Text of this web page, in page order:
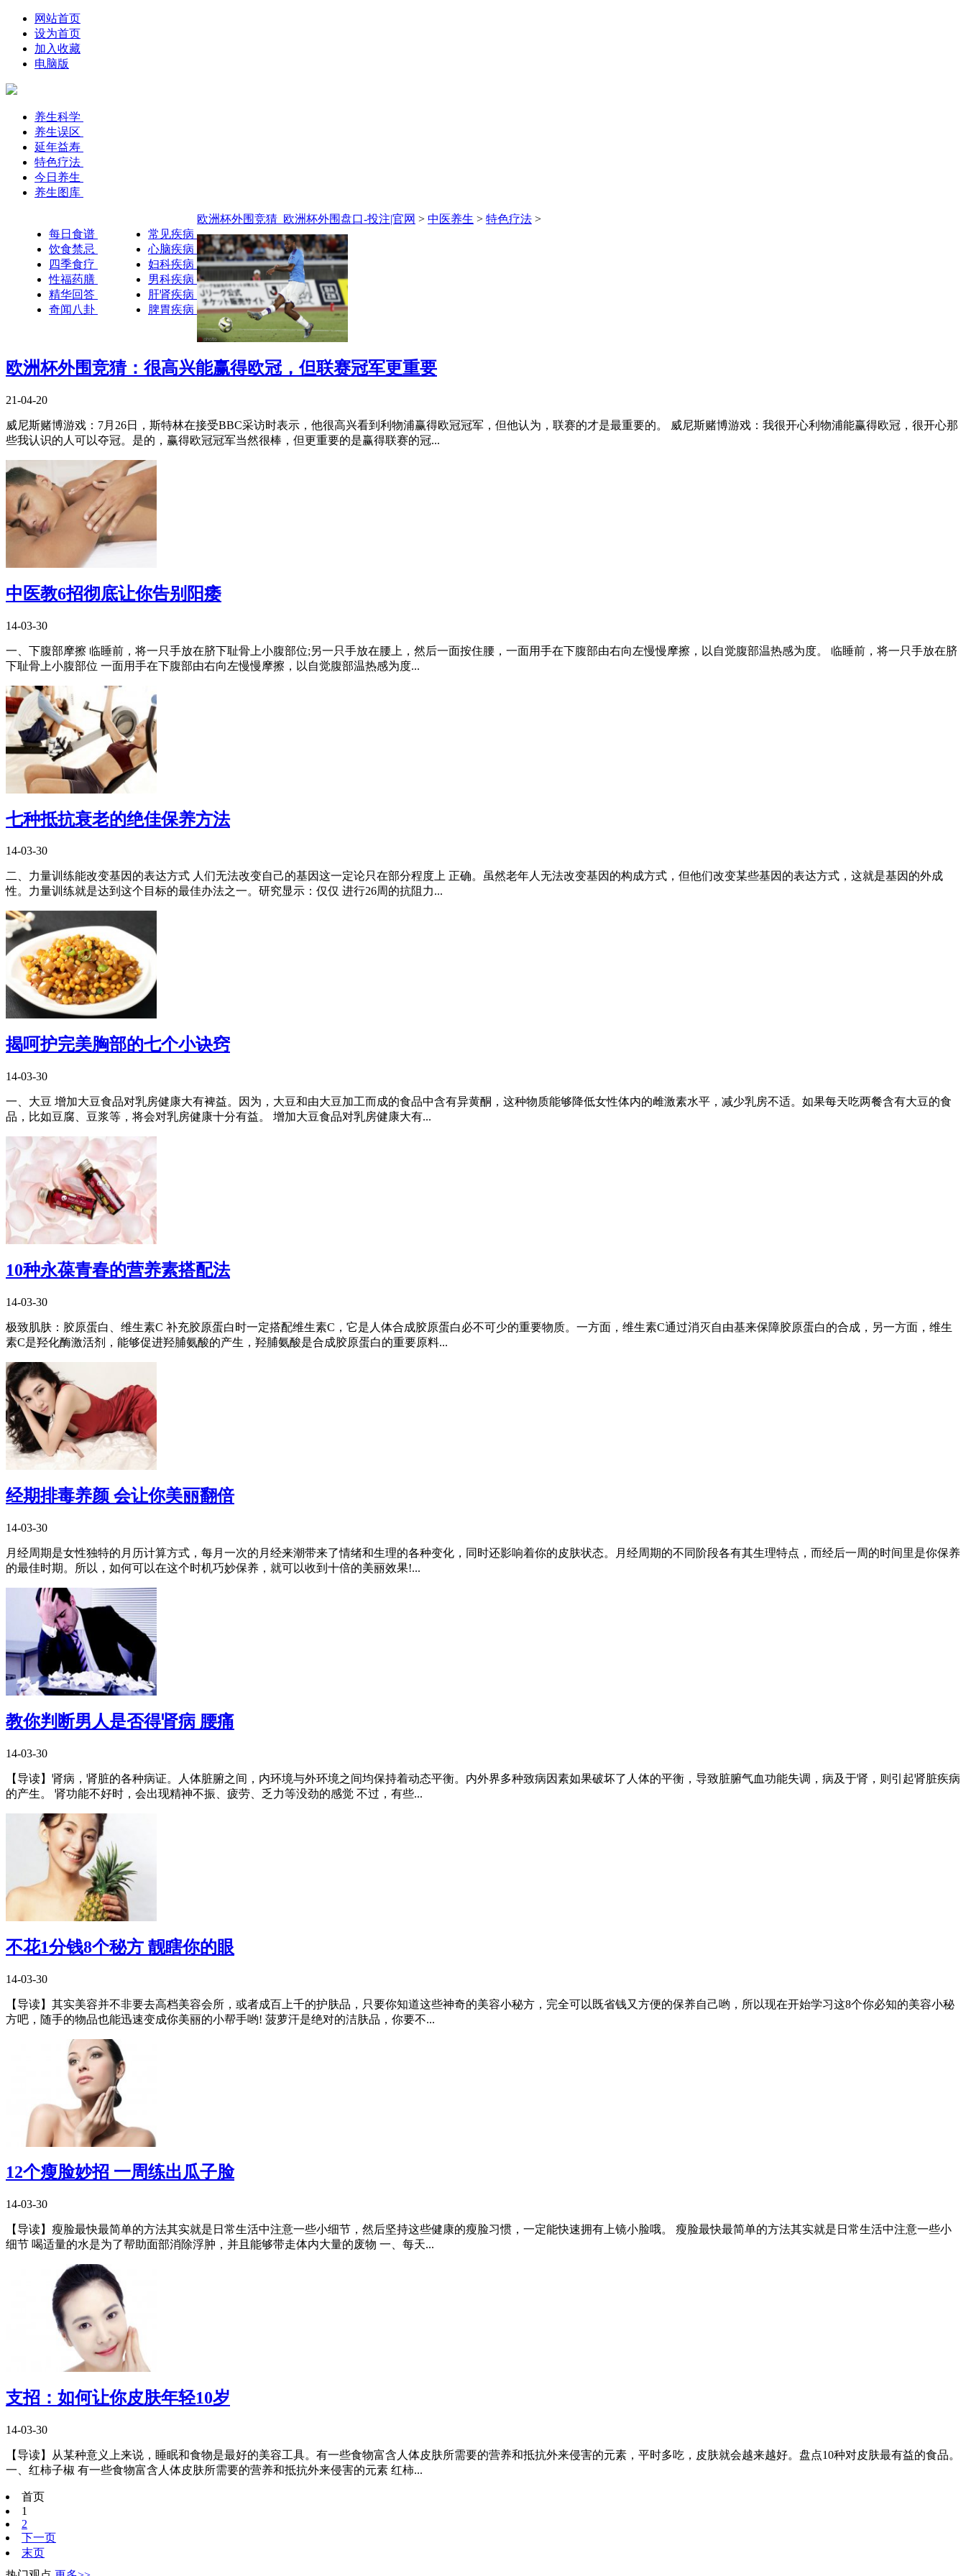
网站首页
设为首页
加入收藏
电脑版
养生科学
养生误区
延年益寿
特色疗法
今日养生
养生图库
每日食谱
饮食禁忌
四季食疗
性福药膳
精华回答
奇闻八卦
常见疾病
心脑疾病
妇科疾病
男科疾病
肝肾疾病
脾胃疾病
欧洲杯外围竞猜_欧洲杯外围盘口-投注|官网 > 中医养生 > 特色疗法 >
欧洲杯外围竞猜：很高兴能赢得欧冠，但联赛冠军更重要
21-04-20
威尼斯赌博游戏：7月26日，斯特林在接受BBC采访时表示，他很高兴看到利物浦赢得欧冠冠军，但他认为，联赛的才是最重要的。 威尼斯赌博游戏：我很开心利物浦能赢得欧冠，很开心那
些我认识的人可以夺冠。是的，赢得欧冠冠军当然很棒，但更重要的是赢得联赛的冠...
中医教6招彻底让你告别阳痿
14-03-30
一、下腹部摩擦 临睡前，将一只手放在脐下耻骨上小腹部位;另一只手放在腰上，然后一面按住腰，一面用手在下腹部由右向左慢慢摩擦，以自觉腹部温热感为度。 临睡前，将一只手放在脐
下耻骨上小腹部位 一面用手在下腹部由右向左慢慢摩擦，以自觉腹部温热感为度...
七种抵抗衰老的绝佳保养方法
14-03-30
二、力量训练能改变基因的表达方式 人们无法改变自己的基因这一定论只在部分程度上 正确。虽然老年人无法改变基因的构成方式，但他们改变某些基因的表达方式，这就是基因的外成
性。力量训练就是达到这个目标的最佳办法之一。研究显示：仅仅 进行26周的抗阻力...
揭呵护完美胸部的七个小诀窍
14-03-30
一、大豆 增加大豆食品对乳房健康大有裨益。因为，大豆和由大豆加工而成的食品中含有异黄酮，这种物质能够降低女性体内的雌激素水平，减少乳房不适。如果每天吃两餐含有大豆的食
品，比如豆腐、豆浆等，将会对乳房健康十分有益。 增加大豆食品对乳房健康大有...
10种永葆青春的营养素搭配法
14-03-30
极致肌肤：胶原蛋白、维生素C 补充胶原蛋白时一定搭配维生素C，它是人体合成胶原蛋白必不可少的重要物质。一方面，维生素C通过消灭自由基来保障胶原蛋白的合成，另一方面，维生
素C是羟化酶激活剂，能够促进羟脯氨酸的产生，羟脯氨酸是合成胶原蛋白的重要原料...
经期排毒养颜 会让你美丽翻倍
14-03-30
月经周期是女性独特的月历计算方式，每月一次的月经来潮带来了情绪和生理的各种变化，同时还影响着你的皮肤状态。月经周期的不同阶段各有其生理特点，而经后一周的时间里是你保养
的最佳时期。所以，如何可以在这个时机巧妙保养，就可以收到十倍的美丽效果!...
教你判断男人是否得肾病 腰痛
14-03-30
【导读】肾病，肾脏的各种病证。人体脏腑之间，内环境与外环境之间均保持着动态平衡。内外界多种致病因素如果破坏了人体的平衡，导致脏腑气血功能失调，病及于肾，则引起肾脏疾病
的产生。 肾功能不好时，会出现精神不振、疲劳、乏力等没劲的感觉 不过，有些...
不花1分钱8个秘方 靓瞎你的眼
14-03-30
【导读】其实美容并不非要去高档美容会所，或者成百上千的护肤品，只要你知道这些神奇的美容小秘方，完全可以既省钱又方便的保养自己哟，所以现在开始学习这8个你必知的美容小秘
方吧，随手的物品也能迅速变成你美丽的小帮手哟! 菠萝汗是绝对的洁肤品，你要不...
12个瘦脸妙招 一周练出瓜子脸
14-03-30
【导读】瘦脸最快最简单的方法其实就是日常生活中注意一些小细节，然后坚持这些健康的瘦脸习惯，一定能快速拥有上镜小脸哦。 瘦脸最快最简单的方法其实就是日常生活中注意一些小
细节 喝适量的水是为了帮助面部消除浮肿，并且能够带走体内大量的废物 一、每天...
支招：如何让你皮肤年轻10岁
14-03-30
【导读】从某种意义上来说，睡眠和食物是最好的美容工具。有一些食物富含人体皮肤所需要的营养和抵抗外来侵害的元素，平时多吃，皮肤就会越来越好。盘点10种对皮肤最有益的食品。
一、红柿子椒 有一些食物富含人体皮肤所需要的营养和抵抗外来侵害的元素 红柿...
首页
1
2
下一页
末页